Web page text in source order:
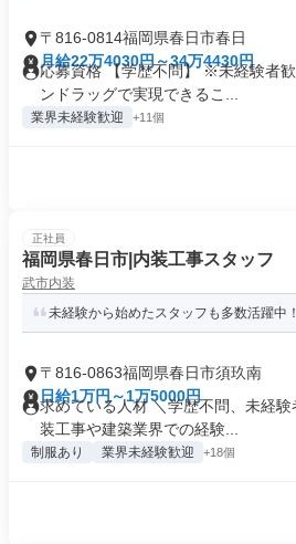
〒816-0814福岡県春日市春日
月給22万4030円～34万4430円
応募資格 【学歴不問】 ※未経験者
ンドラッグで実現できるこ...
業界未経験歓迎 +11個
正社員
福岡県春日市|内装工事スタッフ
武市内装
未経験から始めたスタッフも多数活躍中
〒816-0863福岡県春日市須玖南
日給1万円～1万5000円
求めている人材 ＼学歴不問、未経
装工事や建築業界での経験...
制服あり 業界未経験歓迎 +18個